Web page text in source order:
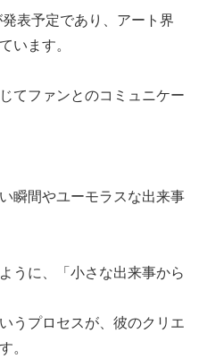
表予定であり、アート界
います。
てファンとのコミュニケー
瞬間やユーモラスな出来事
うに、「小さな出来事から
うプロセスが、彼のクリエ
。